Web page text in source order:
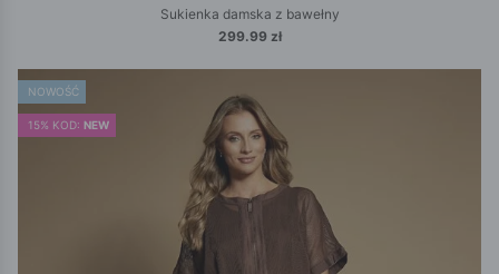
Sukienka damska z bawełny
299.99 zł
NOWOŚĆ
15% KOD: NEW